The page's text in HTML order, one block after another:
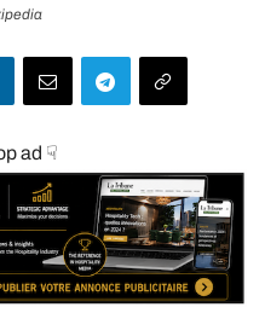
ad ☟